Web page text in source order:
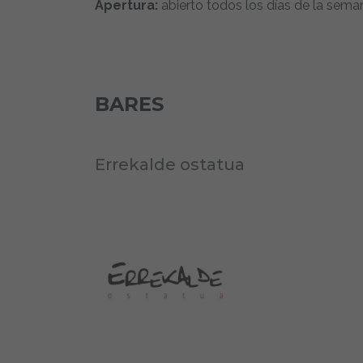
Apertura: abierto todos los días de la
BARES
Errekalde ostatua